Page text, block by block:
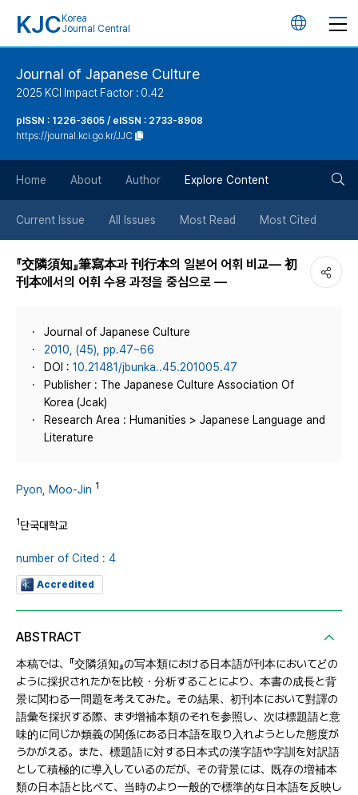
KJC Korea
Journal Central
언
튼
Journal of Japanese Culture
2025 KCI Impact Factor : 0.42
pISSN : 1226-3605 / eISSN : 2733-8908
https://journal.kci.go.kr/JJC
Home About Author Explore Content
Current Issue All Issues Most Read Most Cited
『交隣須知』筆寫本과 刊行本의 일본어 어휘 비교― 初
刊本에서의 어휘 수용 과정을 중심으로 ―
Journal of Japanese Culture
2010, (45), pp.47~66
DOI : 10.21481/jbunka..45.201005.47
Publisher : The Japanese Culture Association Of
Korea (Jcak)
Research Area : Humanities > Japanese Language and
Literature
Pyon, Moo-Jin 1
1단국대학교
number of Cited : 4
Accredited
ABSTRACT
本稿では、『交隣須知』の写本類における日本語が刊本においてどの
ように採択されたかを比較・分析することにより、本書の成長と背
景に関わる一問題を考えてみた。その結果、初刊本において對譯の
語彙を採択する際、まず增補本類のそれを参照し、次は標題語と意
味的に同じか類義の関係にある日本語を取り入れようとした態度が
うかがえる。また、標題語に対する日本式の漢字語や字訓を対訳語
として積極的に導入しているのだが、その背景には、既存の増補本
類の日本語と比べて、当時のより一般的で標準的な日本語を反映し